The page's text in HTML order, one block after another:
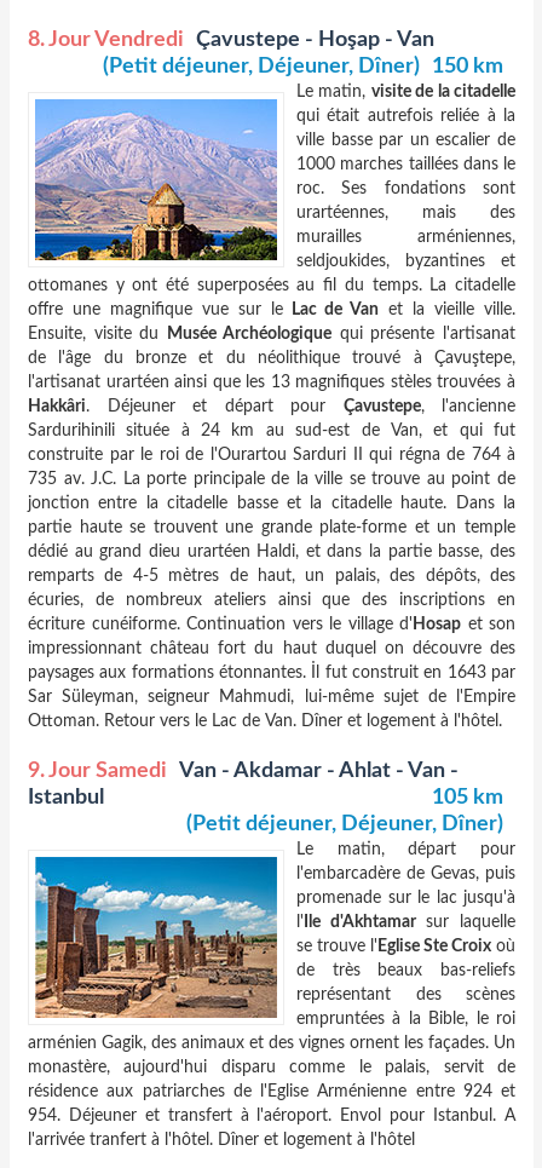
8. Jour Vendredi
Çavustepe - Hoşap - Van
150 km
(Petit déjeuner, Déjeuner, Dîner)
Le matin, visite de la citadelle
qui était autrefois reliée à la
ville basse par un escalier de
1000 marches taillées dans le
roc. Ses fondations sont
urartéennes, mais des
murailles arméniennes,
seldjoukides, byzantines et
ottomanes y ont été superposées au fil du temps. La citadelle
offre une magnifique vue sur leLac de Van et la vieille ville.
Ensuite, visite du
Musée Archéologique qui présente l'artisanat
de l'âge du bronze et du néolithique trouvé à Çavuştepe,
l'artisanat urartéen ainsi que les 13 magnifiques stèles trouvées à
Hakkâri. Déjeuner et départ pour Çavustepe, l'ancienne
Sardurihinili située à 24 km au sud-est de Van, et qui fut
construite par le roi de l'Ourartou Sarduri II qui régna de 764 à
735 av. J.C. La porte principale de la ville se trouve au point de
jonction entre la citadelle basse et la citadelle haute. Dans la
partie haute se trouvent une grande plate-forme et un temple
dédié au grand dieu urartéen Haldi, et dans la partie basse, des
remparts de 4-5 mètres de haut, un palais, des dépôts, des
écuries, de nombreux ateliers ainsi que des inscriptions en
écriture cunéiforme. Continuation vers le village d' Hosap et son
impressionnant château fort du haut duquel on découvre des
paysages aux formations étonnantes. İl fut construit en 1643 par
Sar Süleyman, seigneur Mahmudi, lui-même sujet de l'Empire
Ottoman. Retour vers le Lac de Van. Dîner et logement à l'hôtel.
9. Jour Samedi
Van - Akdamar - Ahlat - Van -
Istanbul
105 km
(Petit déjeuner, Déjeuner, Dîner)
Le matin, départ pour
l'embarcadère de Gevas, puis
promenade sur le lac jusqu'à
l' Ile d'Akhtamarsur laquelle
se trouve l' Eglise Ste Croix où
de très beaux bas-reliefs
représentant des scènes
empruntées à la Bible, le roi
arménien Gagik, des animaux et des vignes ornent les façades. Un
monastère, aujourd'hui disparu comme le palais, servit de
résidence aux patriarches de l'Eglise Arménienne entre 924 et
954. Déjeuner et transfert à l'aéroport. Envol pour Istanbul. A
l'arrivée tranfert à l'hôtel. Dîner et logement à l'hôtel